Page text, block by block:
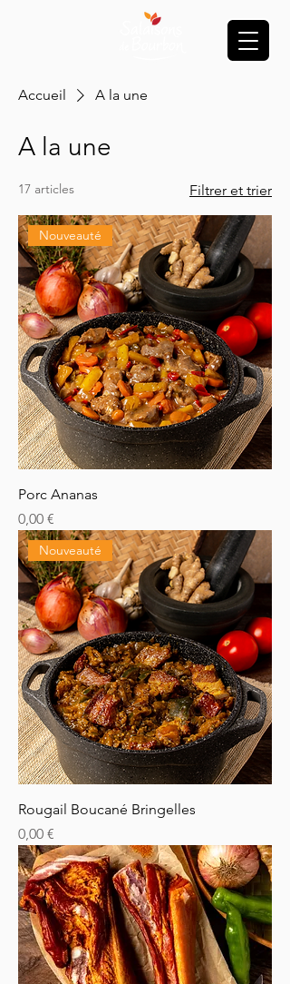
Accueil A la une
A la une
17 articles Filtrer et trier
Nouveauté
Porc Ananas
Prix
0,00 €
Nouveauté
Rougail Boucané Bringelles
Prix
0,00 €